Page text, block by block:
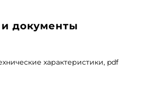
документы
характеристики, pdf